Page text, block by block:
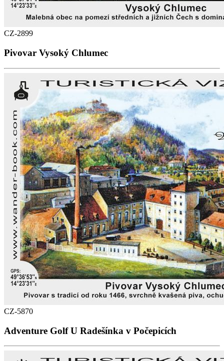
CZ-2899
Pivovar Vysoký Chlumec
CZ-5870
Adventure Golf U Radešínka v Počepicích